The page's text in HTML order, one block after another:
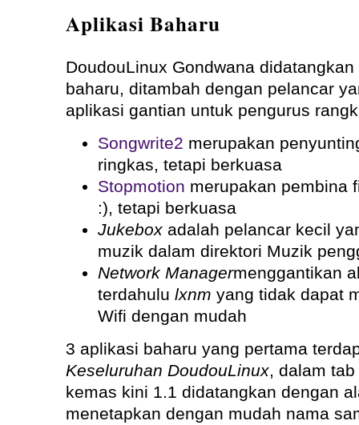
Aplikasi Baharu
DoudouLinux Gondwana
baharu, ditambah dengan pelancar
aplikasi gantian untuk pengurus
Songwrite2 merupakan
ringkas, tetapi berkuasa
Stopmotion merupakan pembina
:), tetapi berkuasa
Jukeboxadalah pelancar kecil
muzik dalam direktori Muzik
Network Managermenggantikan
terdahulu lxnm yang tidak dapat
Wifi dengan mudah
3 aplikasi baharu yang pertama
Keseluruhan DoudouLinux, dalam tab
kemas kini 1.1 didatangkan dengan
menetapkan dengan mudah nama